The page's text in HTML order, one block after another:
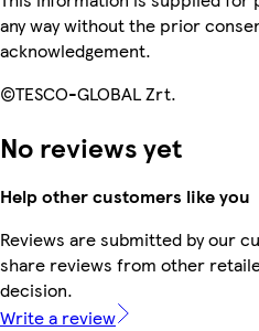
any way without the prior
acknowledgement.
©TESCO-GLOBAL Zrt.
No reviews yet
Help other customers like you
Reviews are submitted by our
share reviews from other
decision.
Write a review